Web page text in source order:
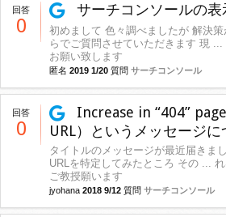
回答
0
サーチコンソールの表
初めまして 色々調べましたが 解決
らでご質問させていただきます 現 ...
お願い致します
匿名 2019 1/20 質問 サーチコンソール
回答
0
Increase in “404”
URL）というメッセージに
タイトルのメッセージが最近届きま
URLを特定してみたところ その ...
ご教授願います
jyohana 2018 9/12 質問 サーチコンソール